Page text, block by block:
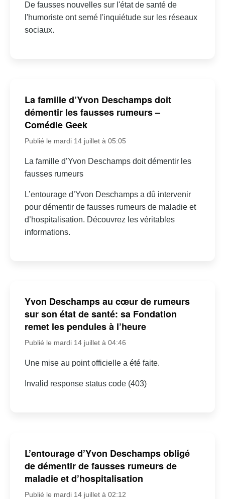
De fausses nouvelles sur l'état de santé de
l'humoriste ont semé l'inquiétude sur les réseaux
sociaux.
La famille d’Yvon Deschamps doit
démentir les fausses rumeurs –
Comédie Geek
Publié le mardi 14 juillet à 05:05
La famille d’Yvon Deschamps doit démentir les
fausses rumeurs
L’entourage d’Yvon Deschamps a dû intervenir
pour démentir de fausses rumeurs de maladie et
d’hospitalisation. Découvrez les véritables
informations.
Yvon Deschamps au cœur de rumeurs
sur son état de santé: sa Fondation
remet les pendules à l’heure
Publié le mardi 14 juillet à 04:46
Une mise au point officielle a été faite.
Invalid response status code (403)
L’entourage d’Yvon Deschamps obligé
de démentir de fausses rumeurs de
maladie et d’hospitalisation
Publié le mardi 14 juillet à 02:12